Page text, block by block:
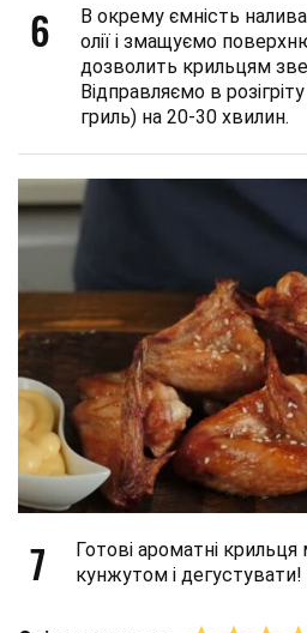
6
В окрему ємність
олії і змащуємо
дозволить крильцям
Відправляємо в
гриль) на 20-30 хвилин.
7
Готові ароматні
кунжутом і дегустувати!